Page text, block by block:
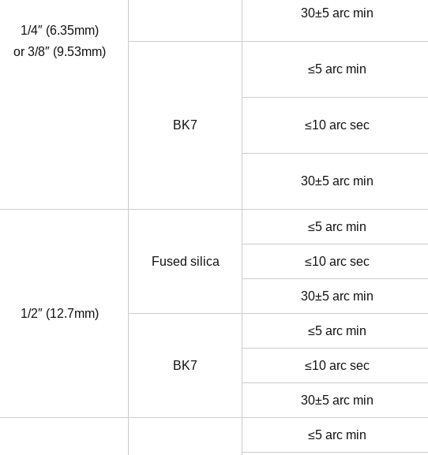
1/4″ (6.35mm)
or 3/8″ (9.53mm)
30±5 arc min
BK7
≤5 arc min
≤10 arc sec
30±5 arc min
1/2″ (12.7mm)
Fused silica
≤5 arc min
≤10 arc sec
30±5 arc min
BK7
≤5 arc min
≤10 arc sec
30±5 arc min
≤5 arc min